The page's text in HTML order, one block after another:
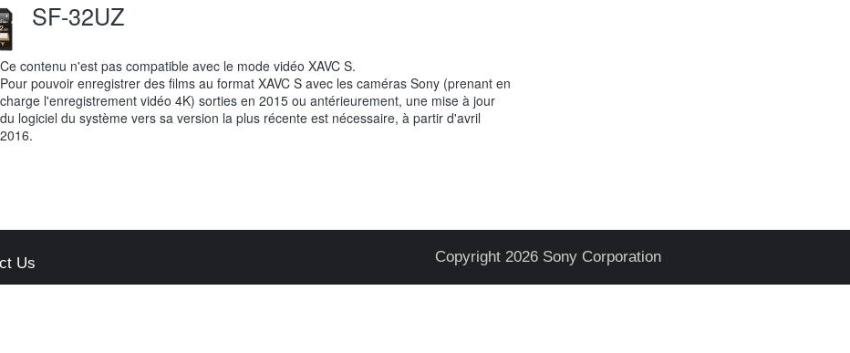
SF-32UZ
Ce contenu n'est pas compatible avec le mode vidéo XAVC S.
Pour pouvoir enregistrer des films au format XAVC S avec les caméras Sony (prenant en
charge l'enregistrement vidéo 4K) sorties en 2015 ou antérieurement, une mise à jour
du logiciel du système vers sa version la plus récente est nécessaire, à partir d'avril
2016.
Us Copyright 2026 Sony Corporation